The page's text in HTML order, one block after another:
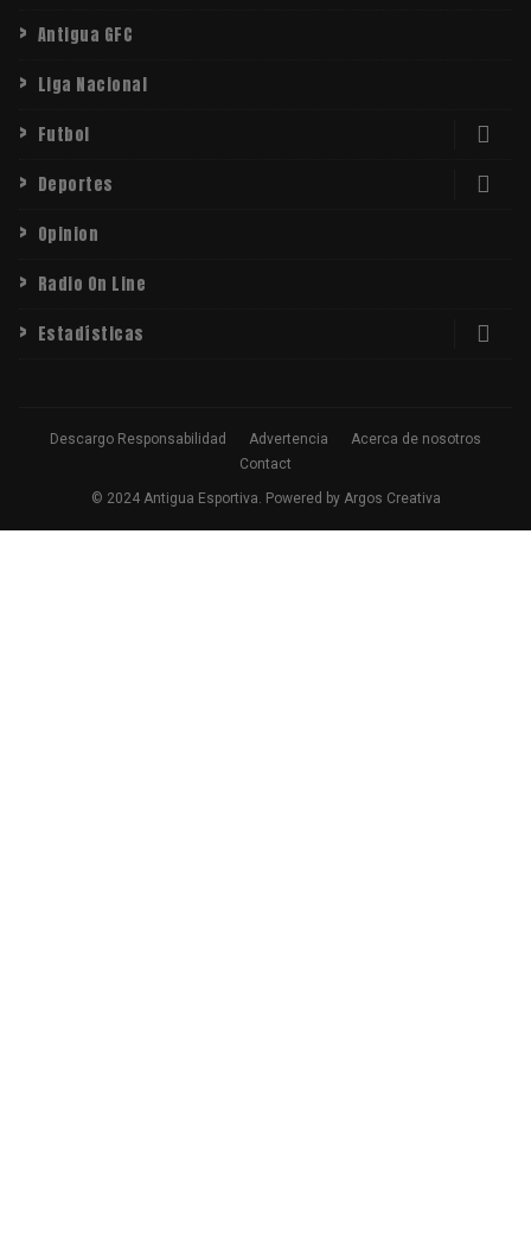
Antigua GFC
Liga Nacional
Futbol
Deportes
Opinion
Radio On Line
Estadísticas
Descargo Responsabilidad Advertencia
Acerca de nosotros
Contact
© 2024 Antigua Esportiva. Powered by Argos Creativa